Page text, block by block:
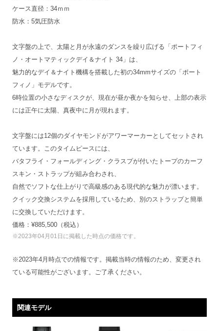
ケース直径：34ｍｍ
防水：5気圧防水
文字盤の上で、太陽と月が永遠のダンスを繰り広げる「ポートフィ
ノ・オートマティックデイ＆ナイト 34」は、
魅力的なデイ＆ナイト機構を搭載した初の34mmサイズの「ポート
フィノ」モデルです。
6時位置の小さなディスクが、現在が昼か夜かを知らせ、上部の表示
には正午に太陽、真夜中に月が現れます。
文字盤には12個のダイヤモンドがアワーマーカーとしてセットされ
ています。このタイムピースには、
バタフライ・フォールディング・クラスプが付いたトープのカーフ
スキン・ストラップが組み合わされ、
自然でソフトな仕上がりで高級感のある現代的な魅力が漂います。
クイック交換システムを採用しているため、別のストラップと簡単
に交換していただけます。
価格：¥885,500（税込）
※2023年04月01日に掲載した時点の価格です。
※2023年4月時点での情報です。掲載当時の情報のため、変更され
ている可能性がございます。ご了承ください。
関連モデル